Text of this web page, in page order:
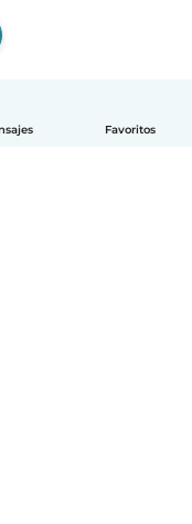
Favoritos